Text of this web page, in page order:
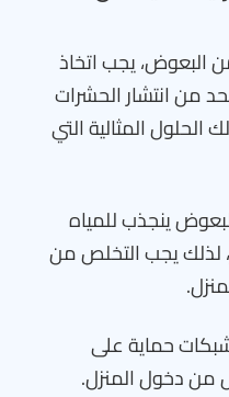
البعوض، يجب اتخاذ
من انتشار الحشرات
المثالية التي
ينجذب للمياه
لذلك يجب التخلص من
حماية على
من دخول المنزل.